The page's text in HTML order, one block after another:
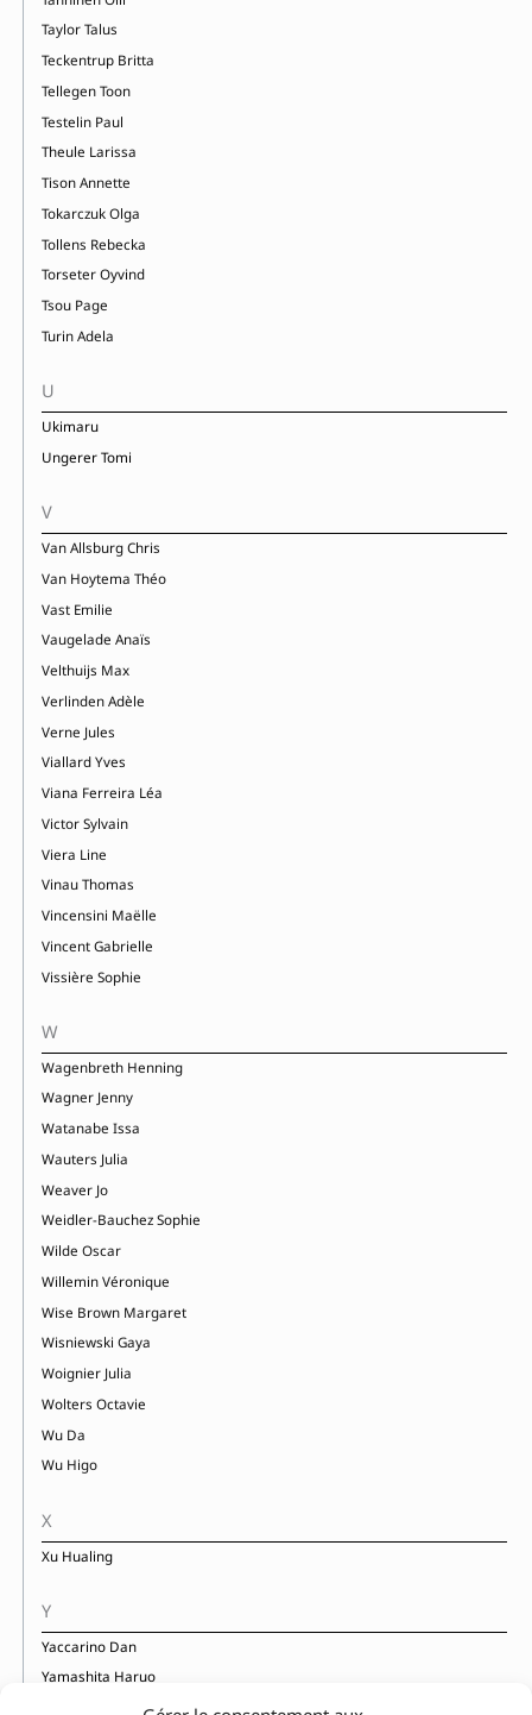
Taylor Talus
Teckentrup Britta
Tellegen Toon
Testelin Paul
Theule Larissa
Tison Annette
Tokarczuk Olga
Tollens Rebecka
Torseter Oyvind
Tsou Page
Turin Adela
U
Ukimaru
Ungerer Tomi
V
Van Allsburg Chris
Van Hoytema Théo
Vast Emilie
Vaugelade Anaïs
Velthuijs Max
Verlinden Adèle
Verne Jules
Viallard Yves
Viana Ferreira Léa
Victor Sylvain
Viera Line
Vinau Thomas
Vincensini Maëlle
Vincent Gabrielle
Vissière Sophie
W
Wagenbreth Henning
Wagner Jenny
Watanabe Issa
Wauters Julia
Weaver Jo
Weidler-Bauchez Sophie
Wilde Oscar
Willemin Véronique
Wise Brown Margaret
Wisniewski Gaya
Woignier Julia
Wolters Octavie
Wu Da
Wu Higo
X
Xu Hualing
Y
Yaccarino Dan
Yamashita Haruo